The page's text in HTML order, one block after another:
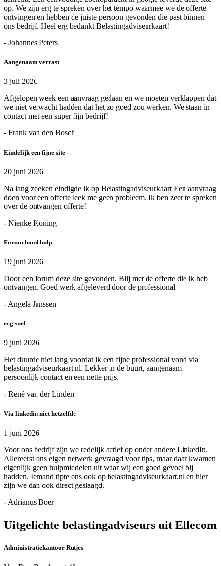
op. We zijn erg te spreken over het tempo waarmee we de offerte
ontvingen en hebben de juiste persoon gevonden die past binnen
ons bedrijf. Heel erg bedankt Belastingadviseurkaart!
- Johannes Peters
Aangenaam verrast
3 juli 2026
Afgelopen week een aanvraag gedaan en we moeten verklappen dat
we niet verwacht hadden dat het zo goed zou werken. We staan in
contact met een super fijn bedrijf!
- Frank van den Bosch
Eindelijk een fijne site
20 juni 2026
Na lang zoeken eindigde ik op Belastingadviseurkaart Een aanvraag
doen voor een offerte leek me geen probleem. Ik ben zeer te spreken
over de ontvangen offerte!
- Nienke Koning
Forum bood hulp
19 juni 2026
Door een forum deze site gevonden. Blij met de offerte die ik heb
ontvangen. Goed werk afgeleverd door de professional
- Angela Janssen
erg snel
9 juni 2026
Het duurde niet lang voordat ik een fijne professional vond via
belastingadviseurkaart.nl. Lekker in de buurt, aangenaam
persoonlijk contact en een nette prijs.
- René van der Linden
Via linkedin niet hetzelfde
1 juni 2026
Voor ons bedrijf zijn we redelijk actief op onder andere LinkedIn.
Allereerst ons eigen netwerk gevraagd voor tips, maar daar kwamen
eigenlijk geen hulpmiddelen uit waar wij een goed gevoel bij
hadden. Iemand tipte ons ook op belastingadviseurkaart.nl en hier
zijn we dan ook direct geslaagd.
- Adrianus Boer
Uitgelichte belastingadviseurs uit Ellecom
Administratiekantoor Rutjes